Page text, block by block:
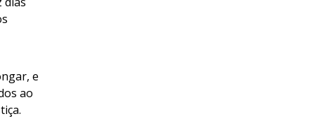
e
ao